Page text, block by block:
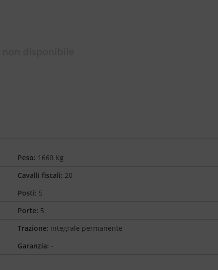
Peso: 1660 Kg
Cavalli fiscali: 20
Posti: 5
Porte: 5
Trazione: integrale permanente
Garanzia: -